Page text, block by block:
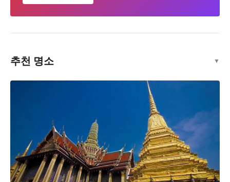
추천 명소 ▼